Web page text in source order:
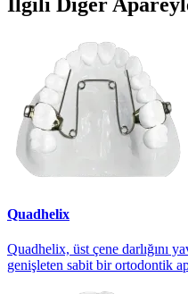
İlgili Diğer
Quadhelix
Quadhelix, üst çene darlığını
genişleten sabit bir ortodontik